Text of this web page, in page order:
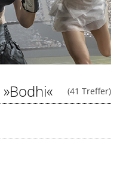
(41 Treffer)
»Bodhi«